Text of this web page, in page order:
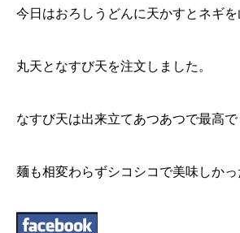
今日はおろしうどんに天かすとネギ
丸天となすび天を注文しました。
なすび天は出来立てあつあつで最高で
麺も相変わらずシコシコで美味しかっ